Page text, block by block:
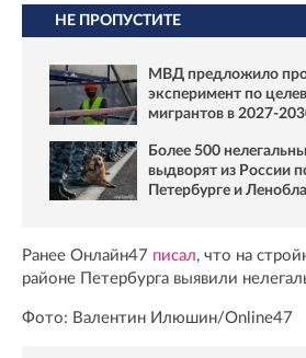
НЕ ПРОПУСТИТЕ
МВД предложило
эксперимент по
мигрантов в 2027-
Более 500
выдворят из России
Петербурге и
Ранее Онлайн47 писал, что на
районе Петербурга выявили
Фото: Валентин Илюшин/Online47